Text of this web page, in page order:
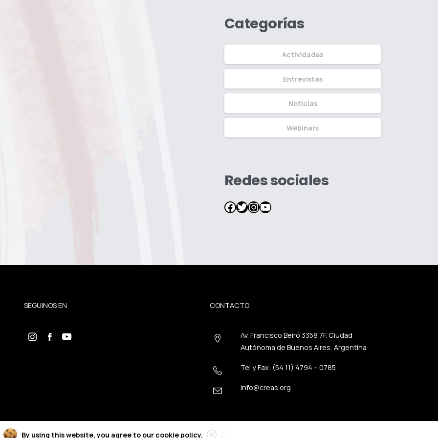
Latina y el Caribe
diseñan iniciativas de
Categorías
Actividades
Entrevistas
Noticias
Webinars
Redes sociales
Facebook
Twitter
Instagram
YouTube
SEGUINOS EN CONTACTO
Av. Francisco Beiró 3358 7F. Ciudad
Autónoma de Buenos Aires, Argentina
Tel y Fax: (54 11) 4794 – 0785
info@creas.org
By using this website, you agree to our cookie policy.